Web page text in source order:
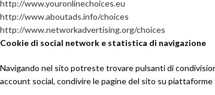
http://www.youronlinechoices.eu
http://www.aboutads.info/choices
http://www.networkadvertising.org/choices
Cookie di social network e statistica di navigazione
Navigando nel sito potreste trovare pulsanti di
account social, condivire le pagine del sito su